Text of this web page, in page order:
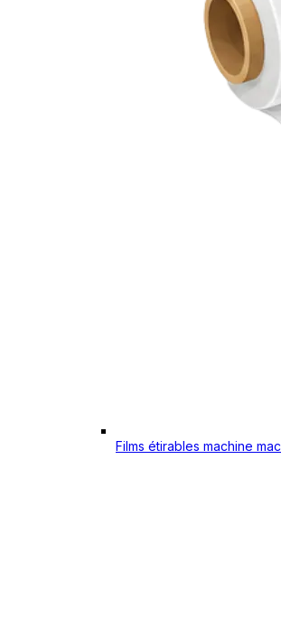
Films étirables machine